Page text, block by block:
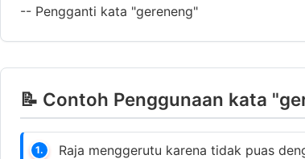
-- Pengganti kata "gereneng"
📝 Contoh Penggunaan kata
1. Raja menggerutu karena tidak puas